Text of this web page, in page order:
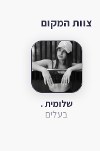
צוות המקום
שלומית .
בעלים